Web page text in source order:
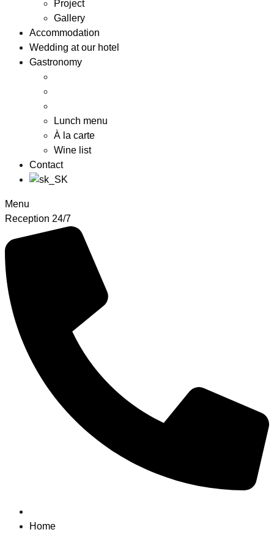
Project
Gallery
Accommodation
Wedding at our hotel
Gastronomy
Lunch menu
À la carte
Wine list
Contact
Menu
Reception 24/7
Home